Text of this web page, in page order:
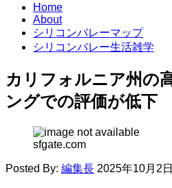
Home
About
シリコンバレーマップ
シリコンバレー生活雑学
カリフォルニア州の
ングでの評価が低下
sfgate.com
Posted By: 編集長 2025年10月2日